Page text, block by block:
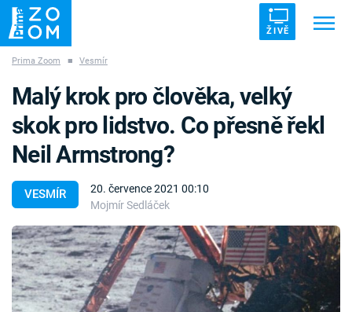
ŽIVĚ
ZÁHADY VETŘELCI DÁVNOVĚKU
Témata
Témata
Pořady
Prima Zoom ■ Vesmír
VESMÍR
20. července 2021 00:10
Mojmír Sedláček
Malý krok pro člověka, velký
skok pro lidstvo. Co přesně řekl
Neil Armstrong?